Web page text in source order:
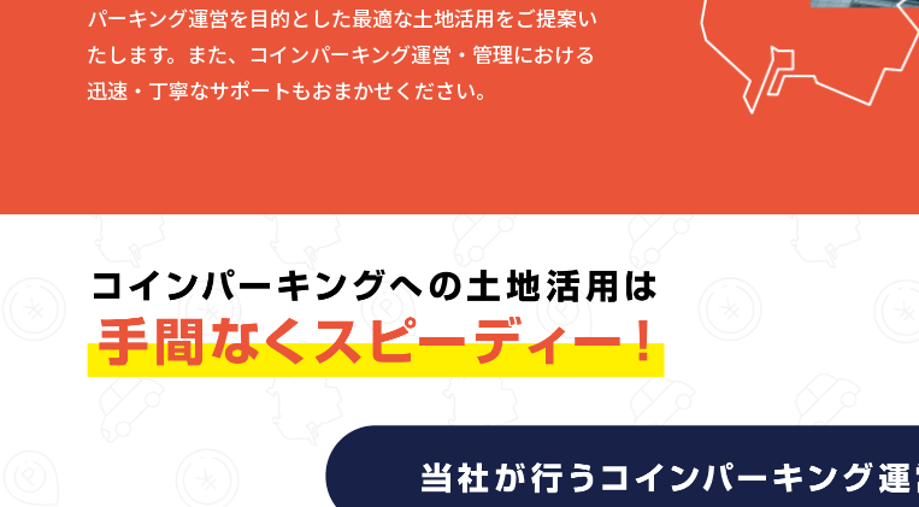
パーキング運営を目的とした最適な土地活用をご提案い
たします。また、コインパーキング運営・管理における
迅速・丁寧なサポートもおまかせください。